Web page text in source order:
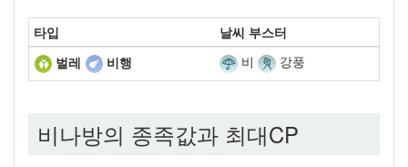
타입
날씨 부스터
벌레
비행 비 강풍
비나방의 종족값과 최대CP